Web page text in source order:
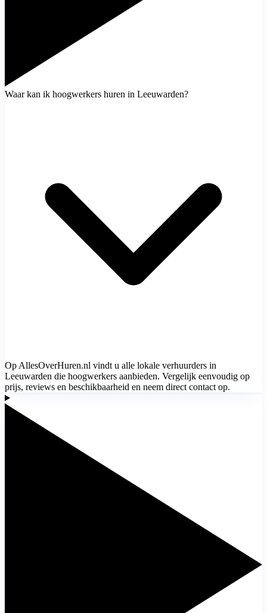
Waar kan ik hoogwerkers huren in Leeuwarden?
Op AllesOverHuren.nl vindt u alle lokale verhuurders in
Leeuwarden die hoogwerkers aanbieden. Vergelijk eenvoudig op
prijs, reviews en beschikbaarheid en neem direct contact op.